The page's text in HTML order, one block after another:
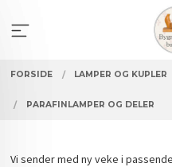
innholdet
FORSIDE LAMPER OG KUPLER
PARAFINLAMPER OG DELER
Vi sender med ny veke i